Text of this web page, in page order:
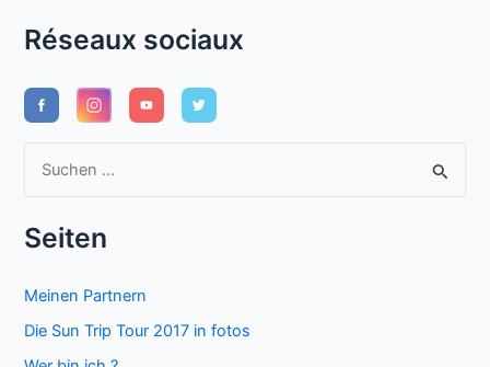
Réseaux sociaux
h
Seiten
Meinen Partnern
Die Sun Trip Tour 2017 in fotos